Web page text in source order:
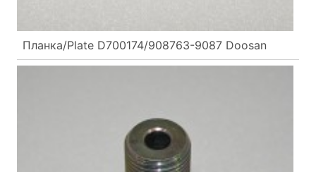
Планка/Plate D700174/908763-9087 Doosan